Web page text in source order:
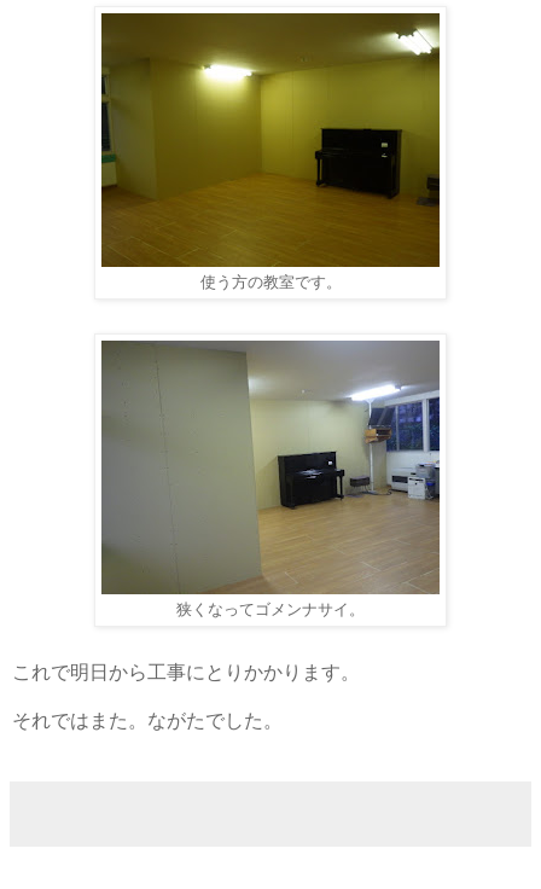
使う方の教室です。
狭くなってゴメンナサイ。
これで明日から工事にとりかかります。
それではまた。ながたでした。